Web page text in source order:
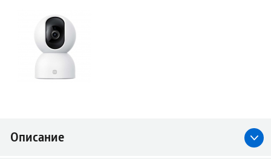
Описание